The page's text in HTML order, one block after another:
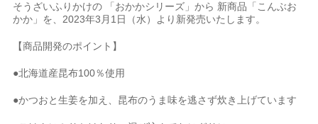
そうざいふりかけの 「おかかシリーズ」から 新商品「こんぶお
かか」を、2023年3月1日（水）より新発売いたします。
【商品開発のポイント】
●北海道産昆布100％使用
●かつおと生姜を加え、昆布のうま味を逃さず炊き上げています